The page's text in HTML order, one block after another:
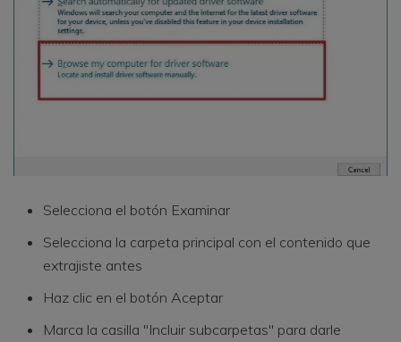
Selecciona el botón Examinar
Selecciona la carpeta principal con el contenido que
extrajiste antes
Haz clic en el botón Aceptar
Marca la casilla "Incluir subcarpetas" para darle